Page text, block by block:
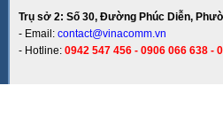
Trụ sở 2: Số 30, Đường Phúc Diễn,
- Email: contact@vinacomm.vn
- Hotline: 0942 547 456 - 0906 066 638 -